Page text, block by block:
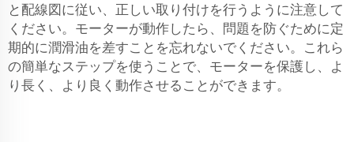
と配線図に従い、正しい取り付けを行うように注意して
ください。モーターが動作したら、問題を防ぐために定
期的に潤滑油を差すことを忘れないでください。これら
の簡単なステップを使うことで、モーターを保護し、よ
り長く、より良く動作させることができます。